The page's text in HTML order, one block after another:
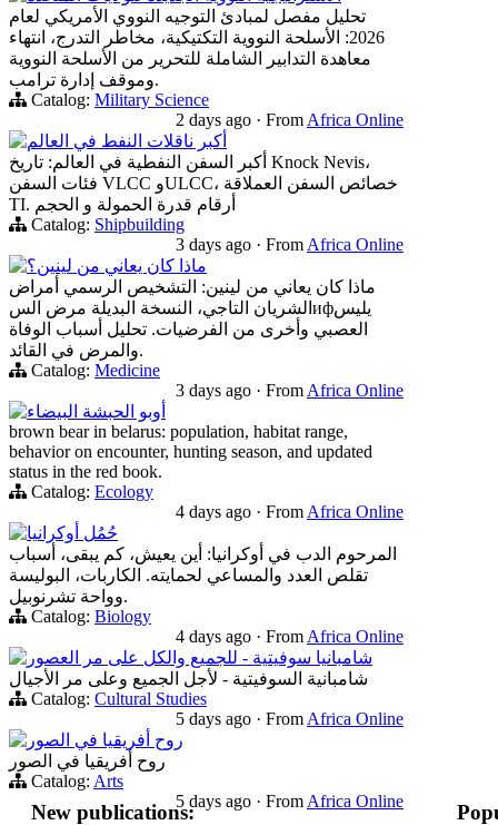
تحليل مفصل لمبادئ التوجيه النووي الأمريكي لعام
2026: الأسلحة النووية التكتيكية، مخاطر التدرج، انتهاء
معاهدة التدابير الشاملة للتحرير من الأسلحة النووية
وموقف إدارة ترامب.
Catalog: Military Science
2 days ago · From Africa Online
أكبر ناقلات النفط في العالم
أكبر السفن النفطية في العالم: تاريخ Knock Nevis،
فئات السفن VLCC وULCC، خصائص السفن العملاقة
TI. أرقام قدرة الحمولة و الحجم
Catalog: Shipbuilding
3 days ago · From Africa Online
ماذا كان يعاني من لينين؟
ماذا كان يعاني من لينين: التشخيص الرسمي أمراض
الشريان التاجي، النسخة البديلة مرض السифيليس
العصبي وأخرى من الفرضيات. تحليل أسباب الوفاة
والمرض في القائد.
Catalog: Medicine
3 days ago · From Africa Online
أوبو الحبشة البيضاء
brown bear in belarus: population, habitat range,
behavior on encounter, hunting season, and updated
status in the red book.
Catalog: Ecology
4 days ago · From Africa Online
حُمُل أوكرانيا
المرحوم الدب في أوكرانيا: أين يعيش، كم يبقى، أسباب
تقلص العدد والمساعي لحمايته. الكاربات، البوليسة
وواحة تشرنوبيل.
Catalog: Biology
4 days ago · From Africa Online
شامبانيا سوفيتية - للجميع والكل على مر العصور
شامبانية السوفيتية - لأجل الجميع وعلى مر الأجيال
Catalog: Cultural Studies
5 days ago · From Africa Online
روح أفريقيا في الصور
روح أفريقيا في الصور
Catalog: Arts
5 days ago · From Africa Online
New publications: